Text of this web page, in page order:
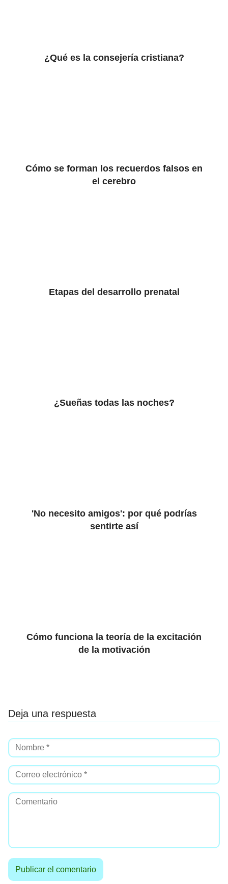
¿Qué es la consejería cristiana?
Cómo se forman los recuerdos falsos en
el cerebro
Etapas del desarrollo prenatal
¿Sueñas todas las noches?
'No necesito amigos': por qué podrías
sentirte así
Cómo funciona la teoría de la excitación
de la motivación
Deja una respuesta